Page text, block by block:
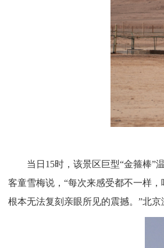
当日15时，该景区巨型“金箍棒”温
客童雪梅说，“每次来感受都不一样
根本无法复刻亲眼所见的震撼。”北